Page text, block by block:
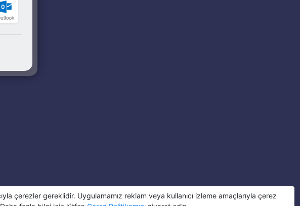
çerezler gereklidir. Uygulamamız reklam veya kullanıcı izleme amaçlarıyla çerez